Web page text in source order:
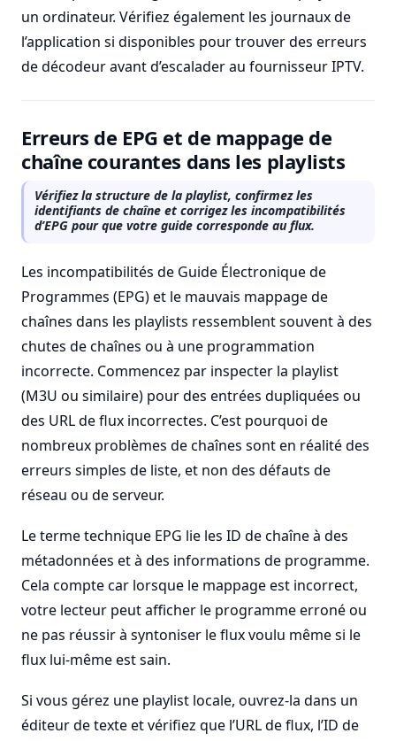
un ordinateur. Vérifiez également les journaux de
l’application si disponibles pour trouver des erreurs
de décodeur avant d’escalader au fournisseur IPTV.
Erreurs de EPG et de mappage de
chaîne courantes dans les playlists
Vérifiez la structure de la playlist, confirmez les
identifiants de chaîne et corrigez les incompatibilités
d’EPG pour que votre guide corresponde au flux.
Les incompatibilités de Guide Électronique de
Programmes (EPG) et le mauvais mappage de
chaînes dans les playlists ressemblent souvent à des
chutes de chaînes ou à une programmation
incorrecte. Commencez par inspecter la playlist
(M3U ou similaire) pour des entrées dupliquées ou
des URL de flux incorrectes. C’est pourquoi de
nombreux problèmes de chaînes sont en réalité des
erreurs simples de liste, et non des défauts de
réseau ou de serveur.
Le terme technique EPG lie les ID de chaîne à des
métadonnées et à des informations de programme.
Cela compte car lorsque le mappage est incorrect,
votre lecteur peut afficher le programme erroné ou
ne pas réussir à syntoniser le flux voulu même si le
flux lui-même est sain.
Si vous gérez une playlist locale, ouvrez-la dans un
éditeur de texte et vérifiez que l’URL de flux, l’ID de